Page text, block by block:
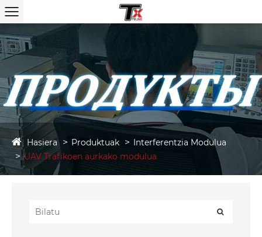
Hasiera Produktuak
Interferentzia Modulua
UAV Trafikoen aurkako modulua